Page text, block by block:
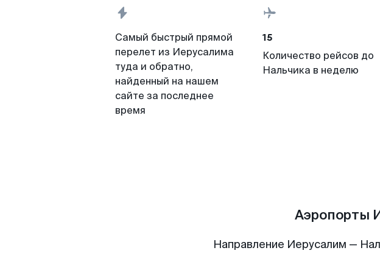
Самый быстрый прямой
перелет из Иерусалима
туда и обратно,
найденный на нашем
сайте за последнее
время
15
Количество рейсов до
Нальчика в неделю
Аэропорты
Направление Иерусалим —